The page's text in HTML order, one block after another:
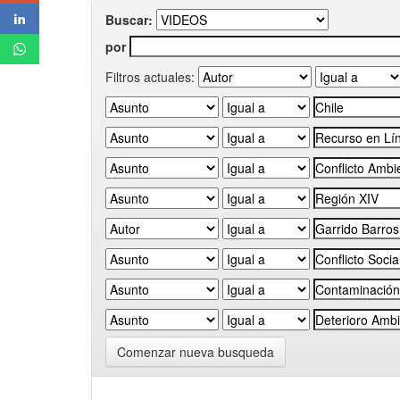
Buscar:
por
Filtros actuales:
Comenzar nueva busqueda